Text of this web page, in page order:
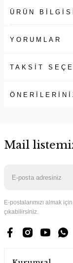
ÜRÜN
YORUMLAR
TAKSİT
Mail
E-postalarımızı almak
çıkabilirsiniz.